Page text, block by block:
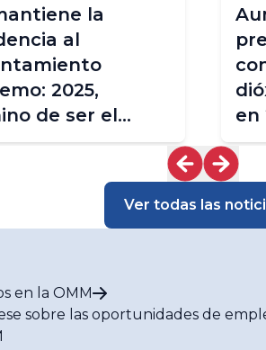
la
al
2025,
de ser el
o el tercer
en
Ver todas las
en la OMM
sobre las oportunidades de